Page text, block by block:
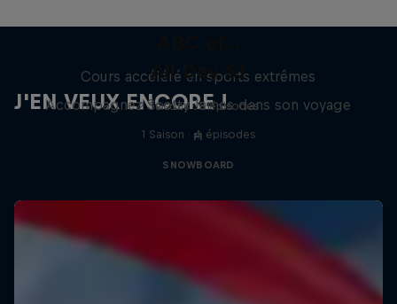
J'EN VEUX ENCORE !
Cours accéléré en sports extrêmes
2 Saisons · 5 épisodes
F1
All Day SJ
Accompagnez Scotty James dans son voyage
1 Saison · 4 épisodes
SNOWBOARD